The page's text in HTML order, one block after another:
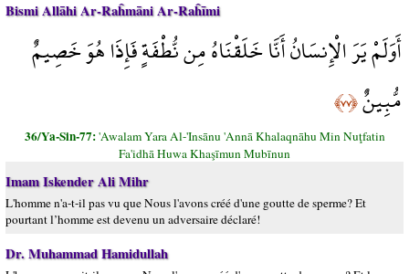
Bismi Allāhi Ar-Raĥmāni Ar-Raĥīmi
أَوَلَمْ يَرَ الْإِنسَانُ أَنَّا خَلَقْنَاهُ مِن نُّطْفَةٍ فَإِذَا هُوَ خَصِيمٌ
مُّبِينٌ﴿٧٧﴾
36/Ya-Sin-77:'Awalam Yara Al-'Insānu 'Annā Khalaqnāhu Min Nuţfatin
Fa'idhā Huwa Khaşīmun Mubīnun
Imam Iskender Ali Mihr
L'homme n'a-t-il pas vu que Nous l'avons créé d'une goutte de sperme? Et
pourtant l’homme est devenu un adversaire déclaré!
Dr. Muhammad Hamidullah